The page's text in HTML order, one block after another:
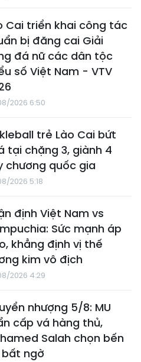
Cai triển khai công tác
bị đăng cai Giải
đá nữ các dân tộc
số Việt Nam - VTV
2026 6:50
trẻ Lào Cai bứt
tại chặng 3, giành 4
chương quốc gia
2026 5:18
định Việt Nam vs
Sức mạnh áp
khẳng định vị thế
kim vô địch
2026 4:29
nhượng 5/8: MU
cấp vá hàng thủ,
Salah chọn bến
ngờ